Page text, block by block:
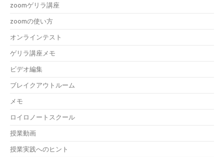
zoomゲリラ講座
zoomの使い方
オンラインテスト
ゲリラ講座メモ
ビデオ編集
ブレイクアウトルーム
メモ
ロイロノートスクール
授業動画
授業実践へのヒント